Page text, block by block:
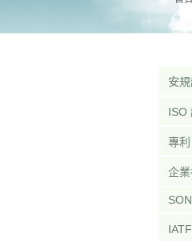
安
ISO
專利
企